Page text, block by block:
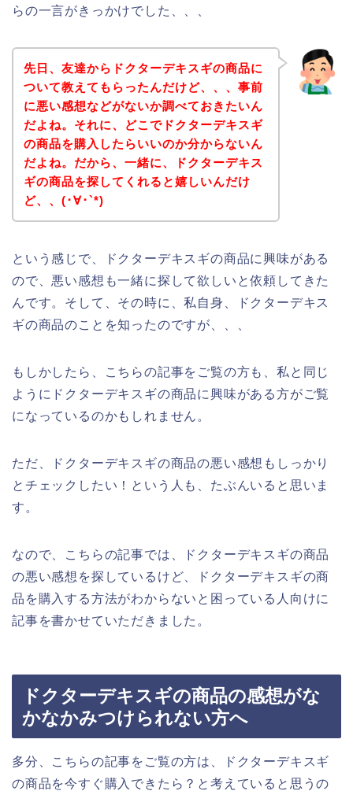
らの一言がきっかけでした、、、
先日、友達からドクターデキスギの商品に
ついて教えてもらったんだけど、、、事前
に悪い感想などがないか調べておきたいん
だよね。それに、どこでドクターデキスギ
の商品を購入したらいいのか分からないん
だよね。だから、一緒に、ドクターデキス
ギの商品を探してくれると嬉しいんだけ
ど、、(･∀･`*)
という感じで、ドクターデキスギの商品に興味がある
ので、悪い感想も一緒に探して欲しいと依頼してきた
んです。そして、その時に、私自身、ドクターデキス
ギの商品のことを知ったのですが、、、
もしかしたら、こちらの記事をご覧の方も、私と同じ
ようにドクターデキスギの商品に興味がある方がご覧
になっているのかもしれません。
ただ、ドクターデキスギの商品の悪い感想もしっかり
とチェックしたい！という人も、たぶんいると思いま
す。
なので、こちらの記事では、ドクターデキスギの商品
の悪い感想を探しているけど、ドクターデキスギの商
品を購入する方法がわからないと困っている人向けに
記事を書かせていただきました。
ドクターデキスギの商品の感想がな
かなかみつけられない方へ
多分、こちらの記事をご覧の方は、ドクターデキスギ
の商品を今すぐ購入できたら？と考えていると思うの